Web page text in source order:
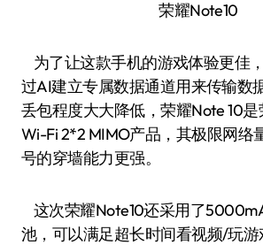
荣耀Note10
为了让这款手机的游戏体验更佳
过AI建立专属数据通道用来传输数
丢包程度大大降低，荣耀Note 10
Wi-Fi 2*2 MIMO产品，其极限网络
号的穿墙能力更强。
这次荣耀Note10还采用了
池，可以满足超长时间看视频/玩